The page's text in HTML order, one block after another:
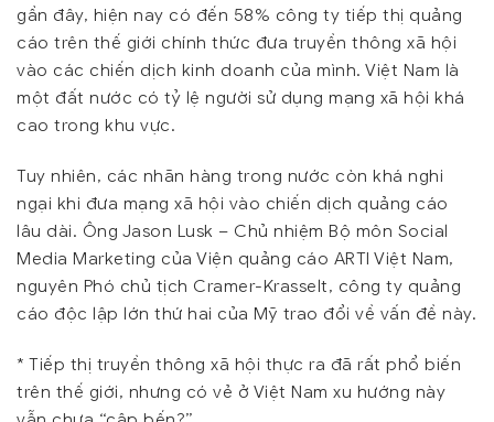
gần đây, hiện nay có đến 58% công ty tiếp thị quảng
cáo trên thế giới chính thức đưa truyền thông xã hội
vào các chiến dịch kinh doanh của mình. Việt Nam là
một đất nước có tỷ lệ người sử dụng mạng xã hội khá
cao trong khu vực.
Tuy nhiên, các nhãn hàng trong nước còn khá nghi
ngại khi đưa mạng xã hội vào chiến dịch quảng cáo
lâu dài. Ông Jason Lusk – Chủ nhiệm Bộ môn Social
Media Marketing của Viện quảng cáo ARTI Việt Nam,
nguyên Phó chủ tịch Cramer-Krasselt, công ty quảng
cáo độc lập lớn thứ hai của Mỹ trao đổi về vấn đề này.
* Tiếp thị truyền thông xã hội thực ra đã rất phổ biến
trên thế giới, nhưng có vẻ ở Việt Nam xu hướng này